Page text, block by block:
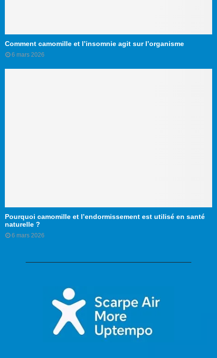
Comment camomille et l’insomnie agit sur l’organisme
6 mars 2026
Pourquoi camomille et l’endormissement est utilisé en santé
naturelle ?
6 mars 2026